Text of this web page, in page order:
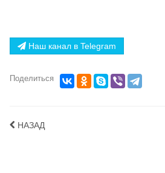
Наш канал в Telegram
Поделиться
НАЗАД